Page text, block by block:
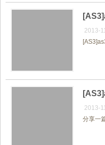
教学课程全终端视频加
防下载/防盗录/防录屏/
内容
2013-
2013-
分享一